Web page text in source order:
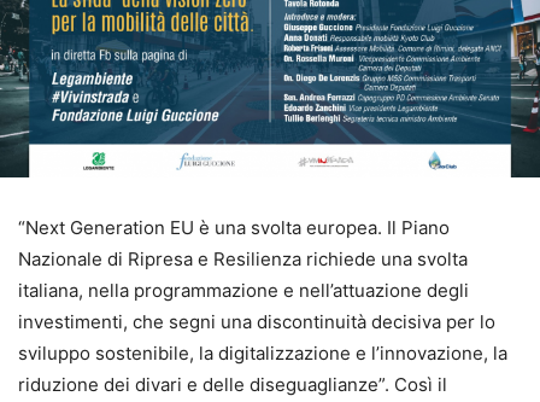
“Next Generation EU è una svolta europea. Il Piano
Nazionale di Ripresa e Resilienza richiede una svolta
italiana, nella programmazione e nell’attuazione degli
investimenti, che segni una discontinuità decisiva per lo
sviluppo sostenibile, la digitalizzazione e l’innovazione, la
riduzione dei divari e delle diseguaglianze”. Così il